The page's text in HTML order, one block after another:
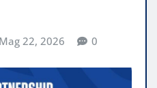
Mag 22, 2026 0